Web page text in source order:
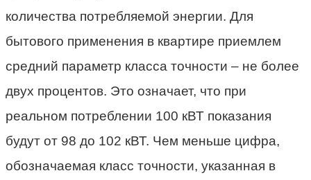
количества потребляемой энергии. Для
бытового применения в квартире приемлем
средний параметр класса точности – не более
двух процентов. Это означает, что при
реальном потреблении 100 кВТ показания
будут от 98 до 102 кВТ. Чем меньше цифра,
обозначаемая класс точности, указанная в